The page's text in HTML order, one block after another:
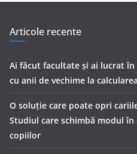
Articole recente
Ai făcut facultate și ai lucrat în
cu anii de vechime la
O soluție care poate opri
Studiul care schimbă modul
copiilor